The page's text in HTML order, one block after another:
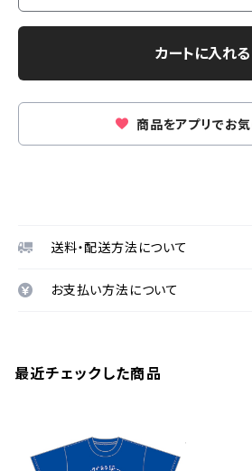
カートに入れる
商品をアプリでお
送料・配送方法について
お支払い方法について
最近チェックした商品